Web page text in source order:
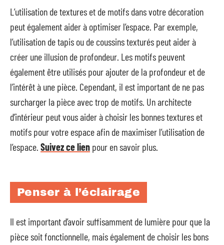
L’utilisation de textures et de motifs dans votre décoration
peut également aider à optimiser l’espace. Par exemple,
l’utilisation de tapis ou de coussins texturés peut aider à
créer une illusion de profondeur. Les motifs peuvent
également être utilisés pour ajouter de la profondeur et de
l’intérêt à une pièce. Cependant, il est important de ne pas
surcharger la pièce avec trop de motifs. Un architecte
d’intérieur peut vous aider à choisir les bonnes textures et
motifs pour votre espace afin de maximiser l’utilisation de
l’espace. Suivez ce lien pour en savoir plus.
Penser à l’éclairage
Il est important d’avoir suffisamment de lumière pour que la
pièce soit fonctionnelle, mais également de choisir les bons